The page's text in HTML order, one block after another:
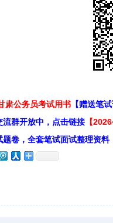
肃公务员考试用书 【赠送笔
群开放中，点击链接 【
卷，全套笔试面试整理资料